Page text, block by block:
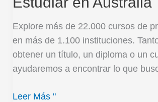
Explore más de 22.000 cursos de
en más de 1.100 instituciones.
obtener un título, un diploma o un
ayudaremos a encontrar lo que
Leer Más "